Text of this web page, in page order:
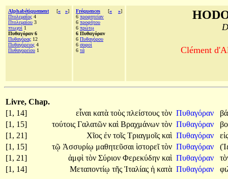
Alphabétiquement [« »]
Πτολεμαῖος 4
Πτολεμαίου 3
πτωχοί 1
Πυθαγόραν 6
Πυθαγόρας 12
Πυθαγόρειος 4
Πυθαγορείου 1
Fréquences [« »]
6 προφητείαν
6 προφήτου
6 πρώτῳ
6 Πυθαγόραν
6 Πυθαγόρου
6 σοφοὶ
6 τά Clément
Livre, Chap.
[1, 14]
εἶναι κατὰ τοὺς πλείστους τὸν Πυθαγόραν
[1, 15]
τούτοις Γαλατῶν καὶ Βραχμάνων τὸν Πυθαγόραν
[1, 21]
Χῖος ἐν τοῖς Τριαγμοῖς καὶ Πυθαγόραν
[1, 15]
τῷ Ἀσσυρίῳ μαθητεῦσαι ἱστορεῖτὸν Πυθαγόραν
[1, 21]
ἀμφὶ τὸν Σύριον Φερεκύδην καὶ Πυθαγόραν
[1, 14]
Μεταποντίῳ τῆς Ἰταλίας ἡ κατὰ Πυθαγόραν